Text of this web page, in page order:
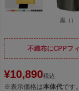
黒（）
不織布にCPPフ
¥10,890税込
※表示価格は本体代です。